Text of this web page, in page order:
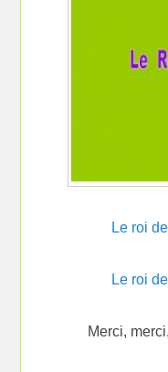
Le roi
Le roi
Merci,